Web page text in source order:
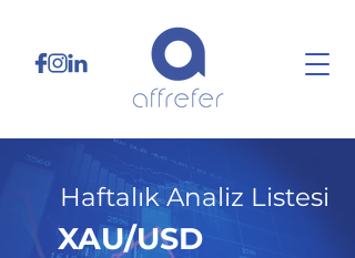
Haftalık Analiz Listesi
XAU/USD